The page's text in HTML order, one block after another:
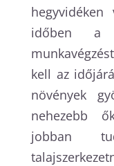
időben a
kell az
növények
nehezebb
jobban